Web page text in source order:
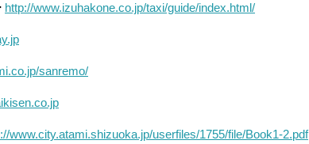
http://www.izuhakone.co.jp/taxi/guide/index.html/
sanremo/
www.city.atami.shizuoka.jp/userfiles/1755/file/Book1-2.pdf